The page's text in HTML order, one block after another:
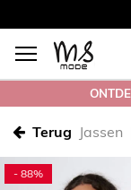
Terug Jassen
- 88%